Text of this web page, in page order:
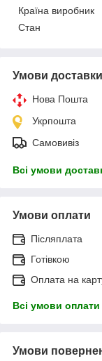
Країна виробник
Стан
Умови доставки
Нова Пошта
Укрпошта
Самовивіз
Всі умови
Умови оплати
Післяплата
Готівкою
Оплата на
Всі умови оплати
Умови